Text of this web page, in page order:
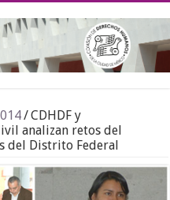
/CDHDF y
analizan retos del
del Distrito Federal